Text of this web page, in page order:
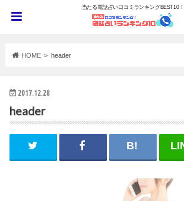
当たる電話占い口コミランキングBEST10！
HOME header
2017.12.28
header